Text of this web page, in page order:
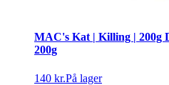
MAC's Kat | Killing | 200g
200g
140 kr.På lager